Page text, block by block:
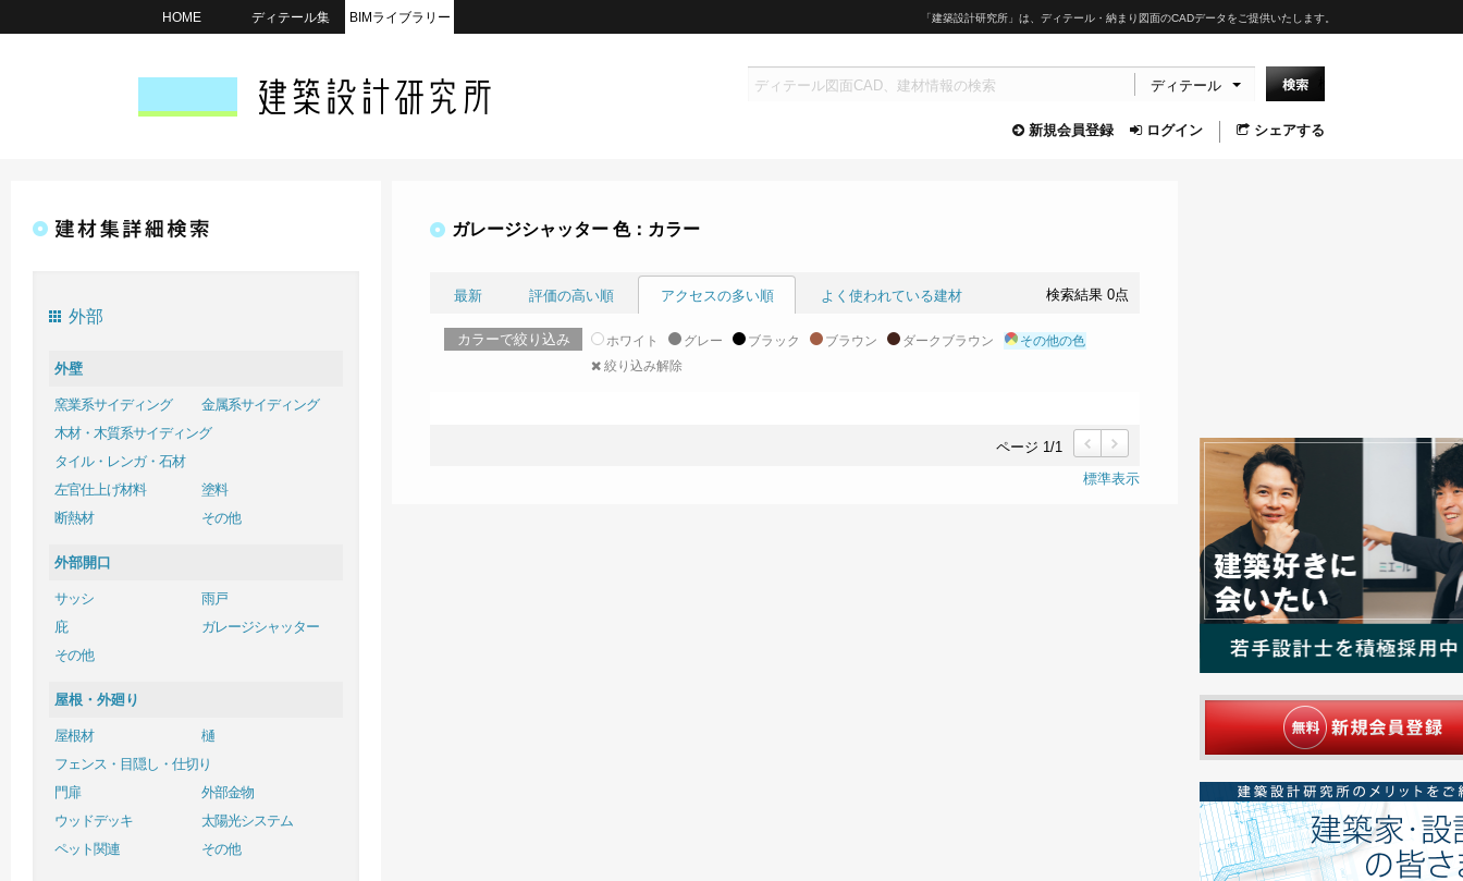
「建築設計研究所」は、ディテール・納まり図面のCADデータをご提供いたします。
HOME ディテール集 BIMライブラリー
ディテール
新規会員登録 ログイン シェアする
外部
外壁
窯業系サイディング
金属系サイディング
木材・木質系サイディング
タイル・レンガ・石材
左官仕上げ材料
塗料
断熱材
その他
外部開口
サッシ
雨戸
庇
ガレージシャッター
その他
屋根・外廻り
屋根材
樋
フェンス・目隠し・仕切り
門扉
外部金物
ウッドデッキ
太陽光システム
ペット関連
その他
ガレージシャッター 色：カラー
最新 評価の高い順 アクセスの多い順 よく使われている建材 検索結果 0点
カラーで絞り込み ホワイト グレー ブラック ブラウン ダークブラウン
その他の色
絞り込み解除
ページ 1/1
前
次
標準表示